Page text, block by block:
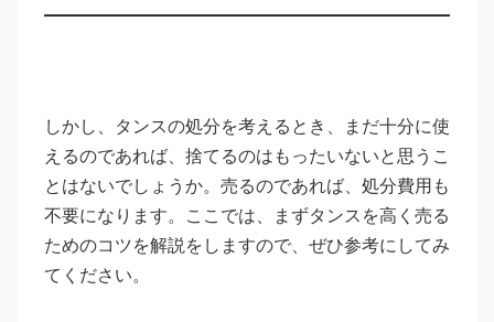
しかし、タンスの処分を考えるとき、まだ十分に使
えるのであれば、捨てるのはもったいないと思うこ
とはないでしょうか。売るのであれば、処分費用も
不要になります。ここでは、まずタンスを高く売る
ためのコツを解説をしますので、ぜひ参考にしてみ
てください。